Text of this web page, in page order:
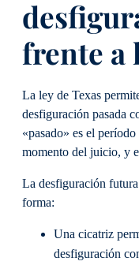
frente a
La ley de Texas
desfiguración pasada
«pasado» es el
momento del juicio, y
La desfiguración futura
forma:
Una cicatriz
desfiguración